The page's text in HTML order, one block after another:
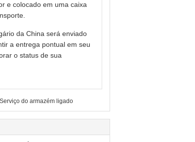
e colocado em uma caixa
da China será enviado
a entrega pontual em seu
o status de sua
Serviço do armazém ligado